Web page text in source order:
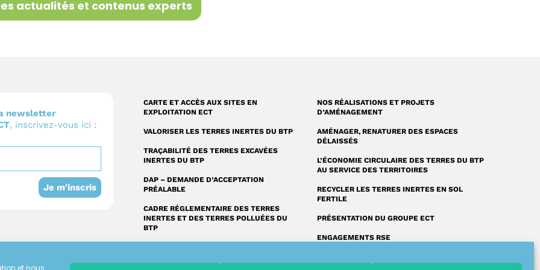
et nous
actualités et contenus experts
newsletter
, inscrivez-vous ici :
Je m'inscris
CARTE ET ACCÈS AUX SITES EN
EXPLOITATION ECT
VALORISER LES TERRES INERTES DU BTP
TRAÇABILITÉ DES TERRES EXCAVÉES
INERTES DU BTP
DAP – DEMANDE D’ACCEPTATION
PRÉALABLE
CADRE RÉGLEMENTAIRE DES TERRES
INERTES ET DES TERRES POLLUÉES DU
BTP
NOS RÉALISATIONS ET PROJETS
D’AMÉNAGEMENT
AMÉNAGER, RENATURER DES ESPACES
DÉLAISSÉS
L’ÉCONOMIE CIRCULAIRE DES TERRES DU BTP
AU SERVICE DES TERRITOIRES
RECYCLER LES TERRES INERTES EN SOL
FERTILE
PRÉSENTATION DU GROUPE ECT
ENGAGEMENTS RSE